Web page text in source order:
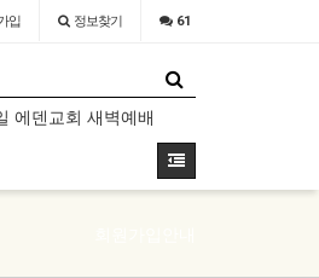
입 정보찾기 61
에덴교회 새벽예배